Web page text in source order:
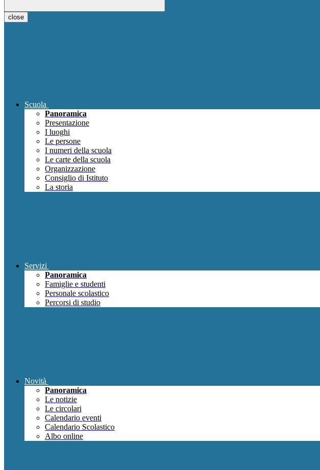
close
Scuola
Panoramica
Presentazione
I luoghi
Le persone
I numeri della scuola
Le carte della scuola
Organizzazione
Consiglio di Istituto
La storia
Servizi
Panoramica
Famiglie e studenti
Personale scolastico
Percorsi di studio
Novità
Panoramica
Le notizie
Le circolari
Calendario eventi
Calendario Scolastico
Albo online